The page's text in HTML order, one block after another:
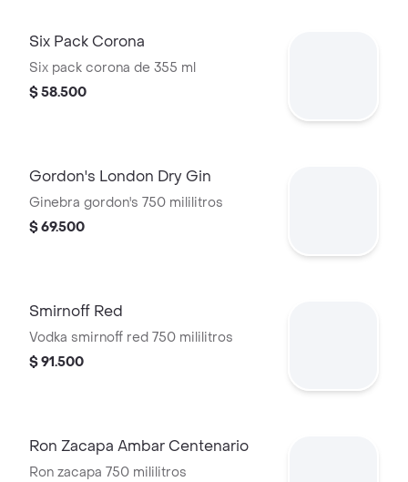
Six Pack Corona
Six pack corona de 355 ml
$ 58.500
Gordon's London Dry Gin
Ginebra gordon's 750 mililitros
$ 69.500
Smirnoff Red
Vodka smirnoff red 750 mililitros
$ 91.500
Ron Zacapa Ambar Centenario
Ron zacapa 750 mililitros